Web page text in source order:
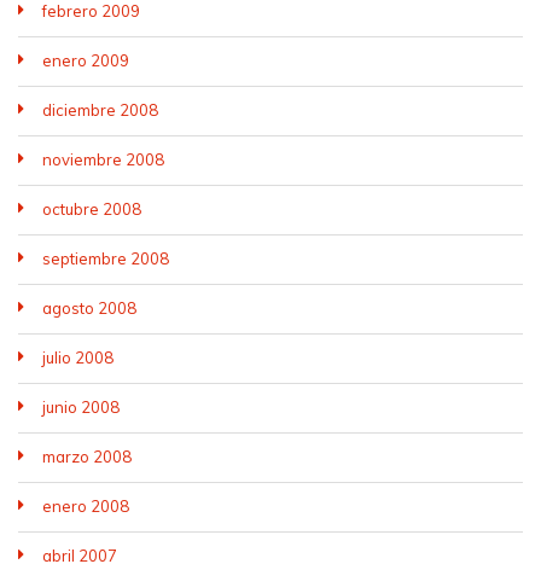
febrero 2009
enero 2009
diciembre 2008
noviembre 2008
octubre 2008
septiembre 2008
agosto 2008
julio 2008
junio 2008
marzo 2008
enero 2008
abril 2007